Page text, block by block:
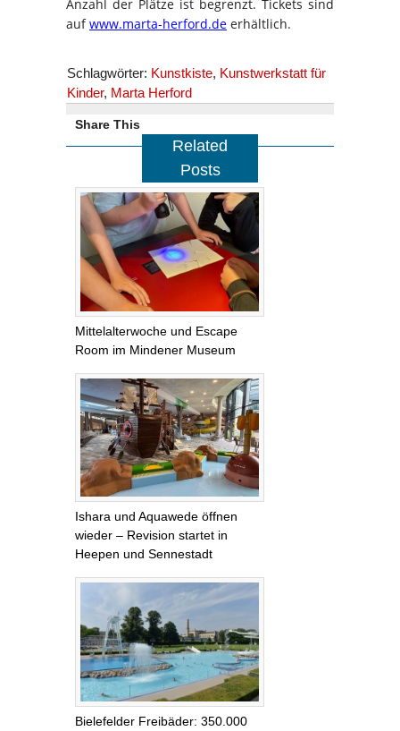
Anzahl der Plätze ist begrenzt. Tickets sind
aufwww.marta-herford.de erhältlich.
Schlagwörter: Kunstkiste, Kunstwerkstatt für
Kinder, Marta Herford
Share This
Related
Posts
Mittelalterwoche und Escape
Room im Mindener Museum
Ishara und Aquawede öffnen
wieder – Revision startet in
Heepen und Sennestadt
Bielefelder Freibäder: 350.000